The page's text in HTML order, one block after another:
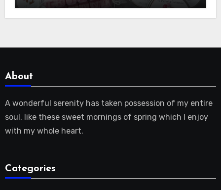
About
A wonderful serenity has taken possession of my entire
soul, like these sweet mornings of spring which I enjoy
with my whole heart.
Categories